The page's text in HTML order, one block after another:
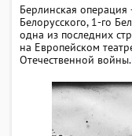
Берлинская операция
Белорусского, 1-го
одна из последних
на Европейском
Отечественной войны.